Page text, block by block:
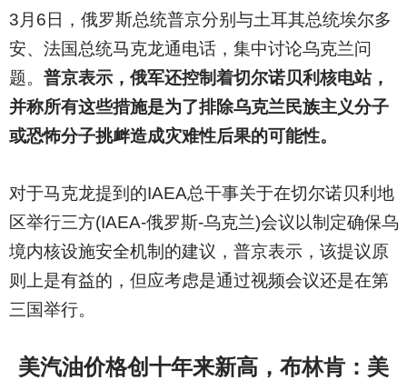
3 月6日，俄罗斯总统普京分别与土耳其总统埃尔多
安、法国总统马克龙通电话，集中讨论乌克兰问
题。 普京表示，俄军还控制着切尔诺贝利核电站，
并称所有这些措施是为了排除乌克兰民族主义分子
或恐怖分子挑衅造成灾难性后果的可能性。
对于马克龙提到的IAEA总干事关于在切尔诺贝利地
区举行三方(IAEA-俄罗斯-乌克兰)会议以制定确保乌
境内核设施安全机制的建议，普京表示，该提议原
则上是有益的，但应考虑是通过视频会议还是在第
三国举行。
美汽油价格创十年来新高，布林肯：美